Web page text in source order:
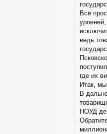
Всё
ведь
где их
Итак,
В
НОУД